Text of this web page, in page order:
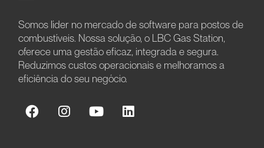
Somos líder no mercado de software para postos de
combustíveis. Nossa solução, o LBC Gas Station,
oferece uma gestão eficaz, integrada e segura.
Reduzimos custos operacionais e melhoramos a
eficiência do seu negócio.